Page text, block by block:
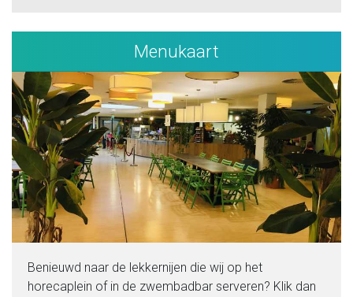
Menukaart
Benieuwd naar de lekkernijen die wij op het
horecaplein of in de zwembadbar serveren? Klik dan